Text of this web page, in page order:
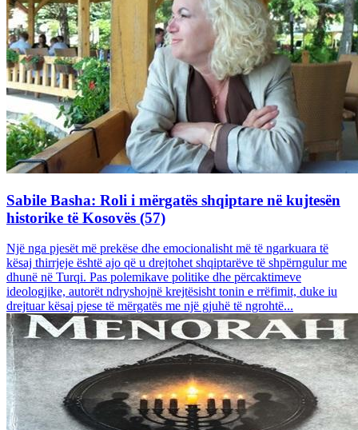
Sabile Basha: Roli i mërgatës shqiptare në kujtesën
historike të Kosovës (57)
Një nga pjesët më prekëse dhe emocionalisht më të ngarkuara të
kësaj thirrjeje është ajo që u drejtohet shqiptarëve të shpërngulur me
dhunë në Turqi. Pas polemikave politike dhe përcaktimeve
ideologjike, autorët ndryshojnë krejtësisht tonin e rrëfimit, duke iu
drejtuar kësaj pjese të mërgatës me një gjuhë të ngrohtë...